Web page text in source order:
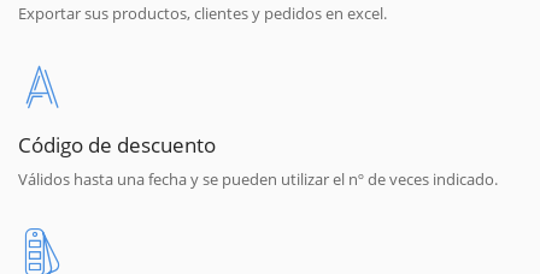
Exportar sus productos, clientes y pedidos en excel.
Código de descuento
Válidos hasta una fecha y se pueden utilizar el nº de veces indicado.